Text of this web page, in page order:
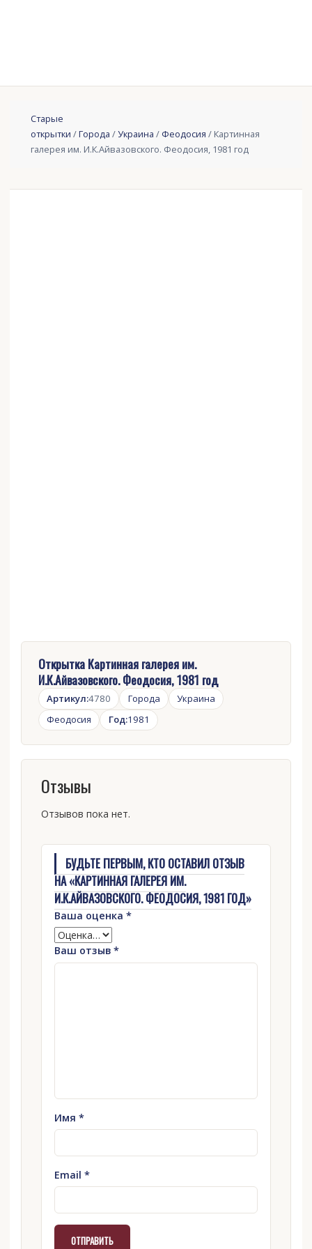
Старые
открытки /Города /Украина / Феодосия / Картинная
галерея им. И.К.Айвазовского. Феодосия, 1981 год
Открытка Картинная галерея им.
И.К.Айвазовского. Феодосия, 1981 год
Артикул:4780 Города
Украина
Феодосия
Год:1981
Отзывы
Отзывов пока нет.
БУДЬТЕ ПЕРВЫМ, КТО ОСТАВИЛ ОТЗЫВ
НА «КАРТИННАЯ ГАЛЕРЕЯ ИМ.
И.К.АЙВАЗОВСКОГО. ФЕОДОСИЯ, 1981 ГОД»
Ваша оценка *
Ваш отзыв *
Имя *
Email *